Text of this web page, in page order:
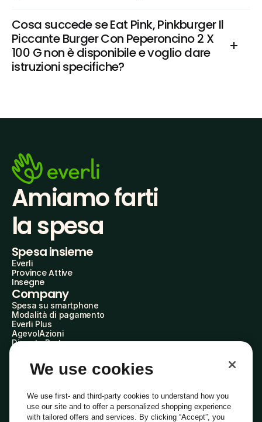
Cosa succede se Eat Pink, Pinkburger Il
Piccante Burger Con Peperoncino 2 X
100 G non è disponibile e voglio dare
istruzioni specifiche?
Amiamo farti
la spesa
Spesa insieme
Everli
Province Attive
Insegne
Company
Spesa su smartphone
Modalità di pagamento
Everli Plus
AgevolAzioni
Diventa Partner
Everli Shoppers
About Us
Everli News
Domande frequenti
Lavora con noi
We use cookies
We use first- and third-party cookies to understand how you
use our site and to offer a personalized shopping experience
with tailored offers and services. By clicking “Accept”, you